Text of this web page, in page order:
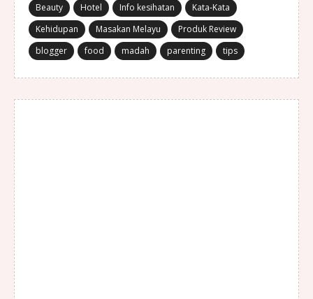
Beauty Hotel Info kesihatan
Kata-Kata
Kehidupan
Masakan Melayu
Produk Review
blogger
food madah parenting tips